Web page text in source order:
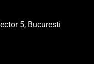
5, Bucuresti